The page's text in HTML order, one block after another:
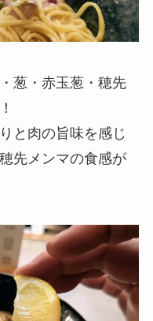
葱・赤玉葱・穂先
と肉の旨味を感じ
先メンマの食感が